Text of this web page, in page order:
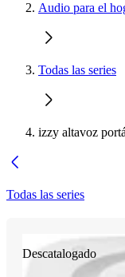
Audio para el
Todas las series
izzy altavoz
Todas las series
Descatalogado